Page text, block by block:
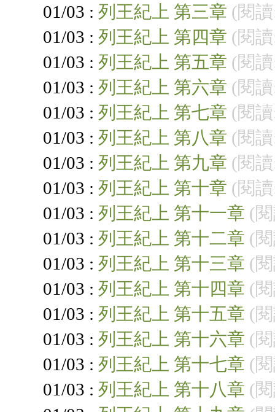
01/03 : 列王紀上 第三章 (閱
01/03 : 列王紀上 第四章 (閱
01/03 : 列王紀上 第五章 (閱
01/03 : 列王紀上 第六章 (閱
01/03 : 列王紀上 第七章 (閱
01/03 : 列王紀上 第八章 (閱
01/03 : 列王紀上 第九章 (閱
01/03 : 列王紀上 第十章 (閱
01/03 : 列王紀上 第十一章 (
01/03 : 列王紀上 第十二章 (
01/03 : 列王紀上 第十三章 (
01/03 : 列王紀上 第十四章 (
01/03 : 列王紀上 第十五章 (
01/03 : 列王紀上 第十六章 (
01/03 : 列王紀上 第十七章 (
01/03 : 列王紀上 第十八章 (